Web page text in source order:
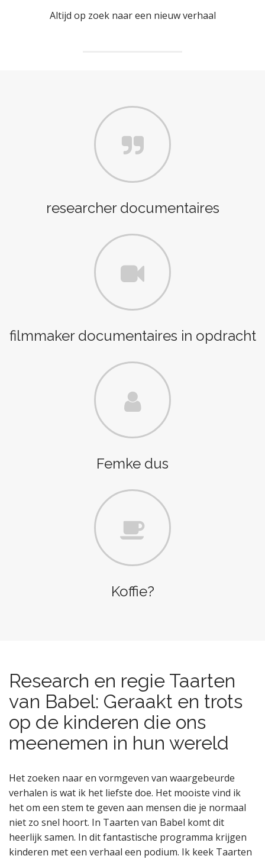
Altijd op zoek naar een nieuw verhaal
researcher documentaires
filmmaker documentaires in opdracht
Femke dus
Koffie?
Research en regie Taarten
van Babel: Geraakt en trots
op de kinderen die ons
meenemen in hun wereld
Het zoeken naar en vormgeven van waargebeurde
verhalen is wat ik het liefste doe. Het mooiste vind ik
het om een stem te geven aan mensen die je normaal
niet zo snel hoort. In Taarten van Babel komt dit
heerlijk samen. In dit fantastische programma krijgen
kinderen met een verhaal een podium. Ik keek Taarten